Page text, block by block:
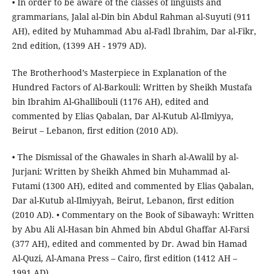
• In order to be aware of the classes of linguists and
grammarians, Jalal al-Din bin Abdul Rahman al-Suyuti (911
AH), edited by Muhammad Abu al-Fadl Ibrahim, Dar al-Fikr,
2nd edition, (1399 AH - 1979 AD).
The Brotherhood’s Masterpiece in Explanation of the
Hundred Factors of Al-Barkouli: Written by Sheikh Mustafa
bin Ibrahim Al-Ghallibouli (1176 AH), edited and
commented by Elias Qabalan, Dar Al-Kutub Al-Ilmiyya,
Beirut – Lebanon, first edition (2010 AD).
• The Dismissal of the Ghawales in Sharh al-Awalil by al-
Jurjani: Written by Sheikh Ahmed bin Muhammad al-
Futami (1300 AH), edited and commented by Elias Qabalan,
Dar al-Kutub al-Ilmiyyah, Beirut, Lebanon, first edition
(2010 AD). • Commentary on the Book of Sibawayh: Written
by Abu Ali Al-Hasan bin Ahmed bin Abdul Ghaffar Al-Farsi
(377 AH), edited and commented by Dr. Awad bin Hamad
Al-Quzi, Al-Amana Press – Cairo, first edition (1412 AH –